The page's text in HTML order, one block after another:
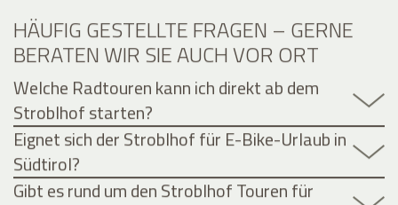
HÄUFIG GESTELLTE FRAGEN – GERNE
BERATEN WIR SIE AUCH VOR ORT
Welche Radtouren kann ich direkt ab dem
Stroblhof starten?
Eignet sich der Stroblhof für E-Bike-Urlaub in
Südtirol?
Gibt es rund um den Stroblhof Touren für